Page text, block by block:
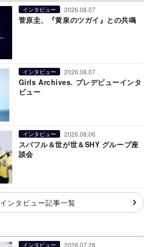
インタビュー 2026.08.07
菅原圭、『黄泉のツガイ』との共鳴
インタビュー 2026.08.07
Girls Archives. プレデビューインタ
ビュー
インタビュー 2026.08.06
スパフル＆世が世＆SHY グループ座
談会
インタビュー記事一覧
インタビュー 2026.07.28